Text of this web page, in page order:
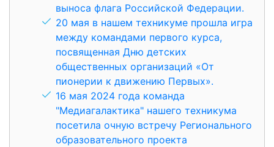
выноса флага Российской Федерации.
20 мая в нашем техникуме прошла игра
между командами первого курса,
посвященная Дню детских
общественных организаций «От
пионерии к движению Первых».
16 мая 2024 года команда
"Медиагалактика" нашего техникума
посетила очную встречу Регионального
образовательного проекта